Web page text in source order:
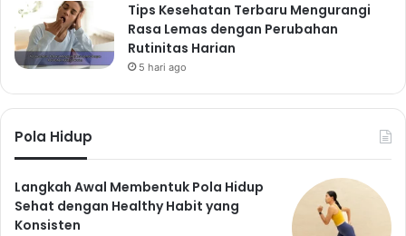
mengutamakan nutrisi seimbang, aktivitas fisik yang
menyenangkan, dan manajemen stres yang efektif.
Ingatlah bahwa konsistensi dan keseimbangan adalah
optimal. Jangan takut untuk memulai langkah kecil,
karena setiap perubahan positif akan membawa
dampak besar bagi kesehatan Anda di masa depan.
Prioritaskan kesehatan Anda, karena Anda pantas
mendapatkan yang terbaik!
Tips Kesehatan Terbaru Mengurangi
Rasa Lemas dengan Perubahan
Rutinitas Harian
5 hari ago
Pola Hidup
Langkah Awal Membentuk Pola Hidup
Sehat dengan Healthy Habit yang
Konsisten